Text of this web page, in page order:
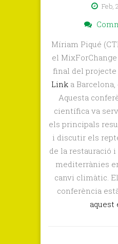
Feb,
Míriam Piqué
el
final del projecte
Linka Barcelona,
Aquesta
científica va
els principals
i discutir els
de la restauració
mediterrànies
canvi climàtic.
conferència
aquest